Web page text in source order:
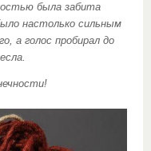
была забита
настолько сильным
а голос пробирал до